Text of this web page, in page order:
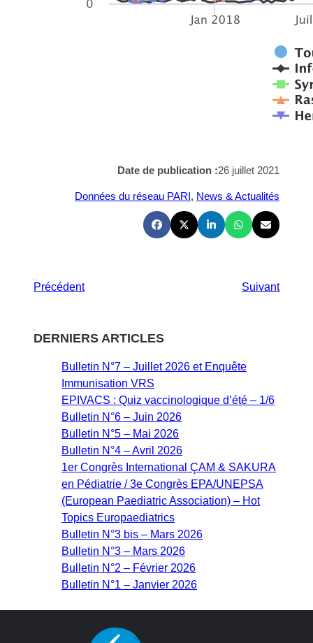
Date de publication :26 juillet 2021
Données du réseau PARI , News & Actualités
Précédent Suivant
DERNIERS ARTICLES
Bulletin N°7 – Juillet 2026 et Enquête
Immunisation VRS
EPIVACS : Quiz vaccinologique d’été – 1/6
Bulletin N°6 – Juin 2026
Bulletin N°5 – Mai 2026
Bulletin N°4 – Avril 2026
1er Congrès International ÇAM & SAKURA
en Pédiatrie / 3e Congrès EPA/UNEPSA
(European Paediatric Association) – Hot
Topics Europaediatrics
Bulletin N°3 bis – Mars 2026
Bulletin N°3 – Mars 2026
Bulletin N°2 – Février 2026
Bulletin N°1 – Janvier 2026